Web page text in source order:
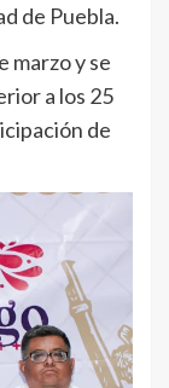
de Puebla.
marzo y se
a los 25
de